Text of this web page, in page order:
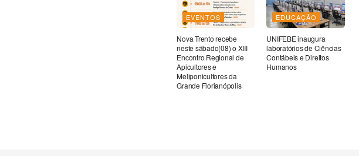
EVENTOS
Nova Trento recebe
neste sábado(08) o XIII
Encontro Regional de
Apicultores e
Meliponicultores da
Grande Florianópolis
EDUCAÇÃO
UNIFEBE inaugura
laboratórios de Ciências
Contábeis e Direitos
Humanos